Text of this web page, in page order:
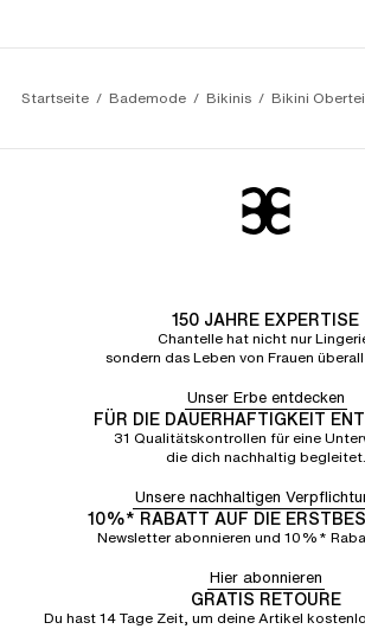
Startseite Bademode Bikinis Bikini
150 JAHRE EXPERTISE
Chantelle hat nicht nur
sondern das Leben von Frauen
Unser Erbe entdecken
FÜR DIE DAUERHAFTIGKEIT
31 Qualitätskontrollen für eine
die dich nachhaltig begleitet.
Unsere nachhaltigen
10%* RABATT AUF DIE
Newsletter abonnieren und 10%*
Hier abonnieren
GRATIS RETOURE
Du hast 14 Tage Zeit, um deine Artikel